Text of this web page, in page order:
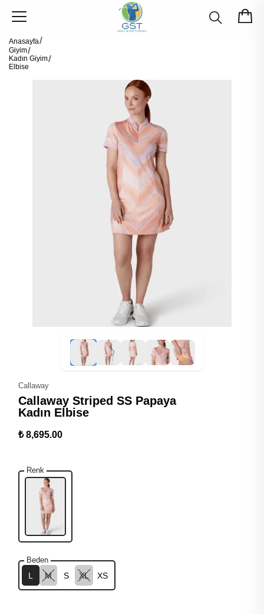
Anasayfa
Giyim
Kadın Giyim
Elbise
Callaway
Callaway Striped SS Papaya
Kadın Elbise
₺ 8,695.00
Renk
Beden
L M S XL XS